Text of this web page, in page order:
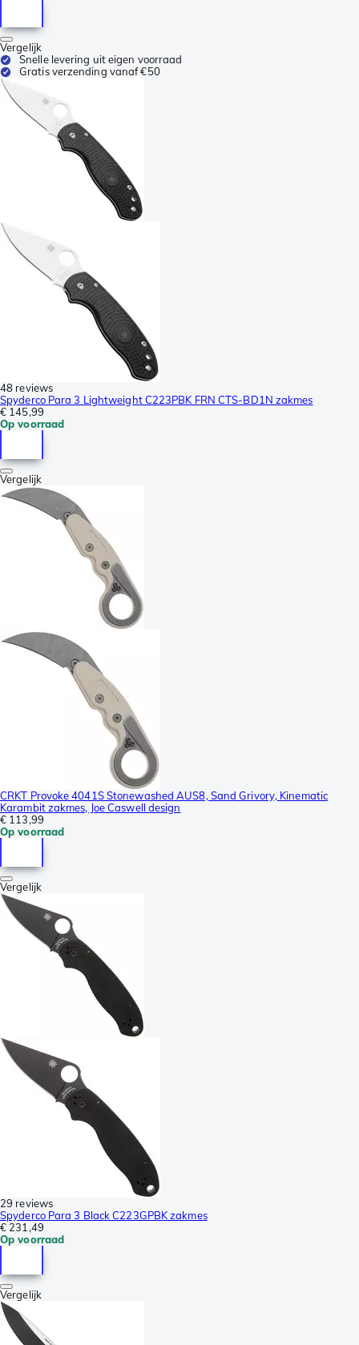
Vergelijk
Snelle levering uit eigen voorraad
Gratis verzending vanaf €50
48 reviews
Spyderco Para 3 Lightweight C223PBK FRN CTS-BD1N zakmes
€ 145,99
Op voorraad
Vergelijk
CRKT Provoke 4041S Stonewashed AUS8, Sand Grivory, Kinematic
Karambit zakmes, Joe Caswell design
€ 113,99
Op voorraad
Vergelijk
29 reviews
Spyderco Para 3 Black C223GPBK zakmes
€ 231,49
Op voorraad
Vergelijk